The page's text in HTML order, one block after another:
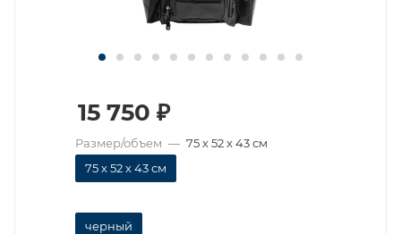
15 750 ₽
Размер/объем — 75 х 52 х 43 см
75 х 52 х 43 см
черный